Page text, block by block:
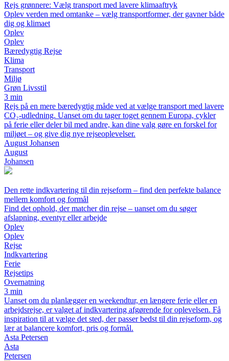
Rejs grønnere: Vælg transport med lavere klimaaftryk
Oplev verden med omtanke – vælg transportformer, der gavner både
dig og klimaet
Oplev
Oplev
Bæredygtig Rejse
Klima
Transport
Miljø
Grøn Livsstil
3 min
Rejs på en mere bæredygtig måde ved at vælge transport med lavere
CO₂-udledning. Uanset om du tager toget gennem Europa, cykler
på ferie eller deler bil med andre, kan dine valg gøre en forskel for
miljøet – og give dig nye rejseoplevelser.
August Johansen
August
Johansen
Den rette indkvartering til din rejseform – find den perfekte balance
mellem komfort og formål
Find det ophold, der matcher din rejse – uanset om du søger
afslapning, eventyr eller arbejde
Oplev
Oplev
Rejse
Indkvartering
Ferie
Rejsetips
Overnatning
3 min
Uanset om du planlægger en weekendtur, en længere ferie eller en
arbejdsrejse, er valget af indkvartering afgørende for oplevelsen. Få
inspiration til at vælge det sted, der passer bedst til din rejseform, og
lær at balancere komfort, pris og formål.
Asta Petersen
Asta
Petersen